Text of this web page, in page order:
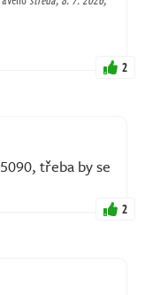
2
třeba by se
2